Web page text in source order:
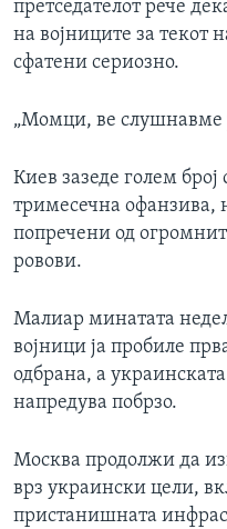
претседателот рече
на војниците за текот
сфатени сериозно.
„Момци, ве слушнавме
Киев зазеде голем број
тримесечна офанзива,
попречени од
ровови.
Малиар минатата
војници ја пробиле
одбрана, а украинската
напредува побрзо.
Москва продолжи да
врз украински цели,
пристанишната